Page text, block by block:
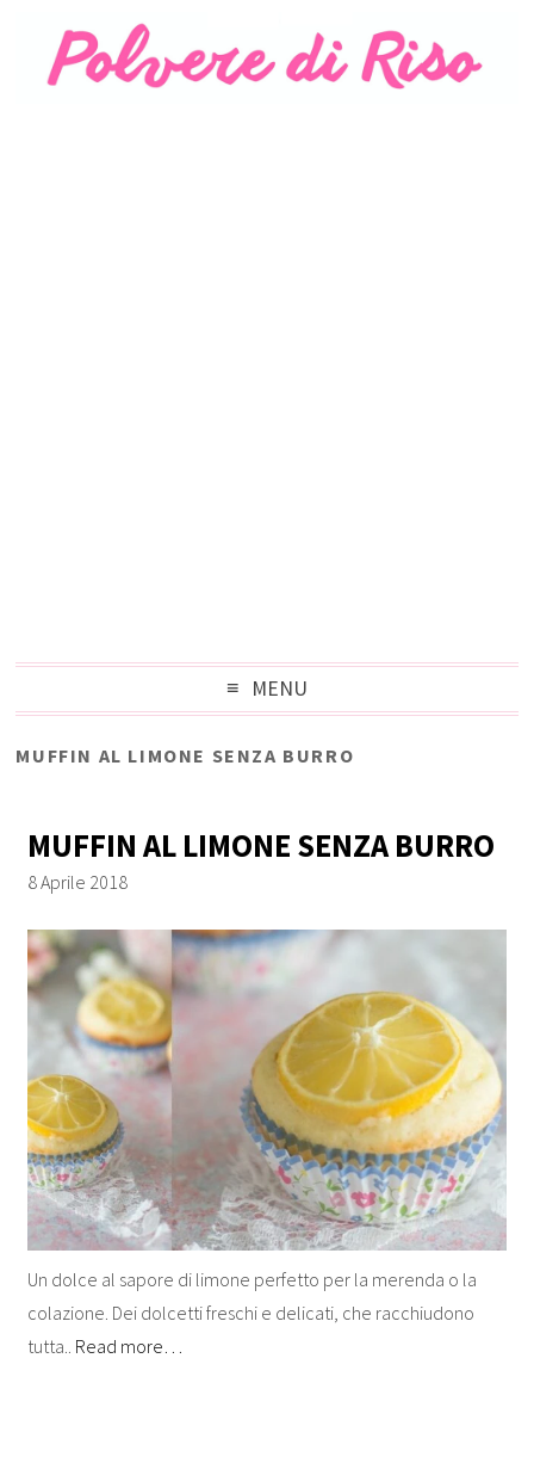
MENU
MUFFIN AL LIMONE SENZA BURRO
MUFFIN AL LIMONE SENZA BURRO
8 Aprile 2018
Un dolce al sapore di limone perfetto per la merenda o la
colazione. Dei dolcetti freschi e delicati, che racchiudono
tutta.. Read more…